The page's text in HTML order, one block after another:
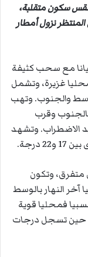
سكون متقلبة،
نزول أمطار
مع سحب كثيفة
غزيرة، وتشمل
والجنوب. وتهب
وقرب
الاضطراب. وتشهد
درجة.
متفرق، وتكون
النهار بالوسط
فمحليا قوية
حين تسجل درجات